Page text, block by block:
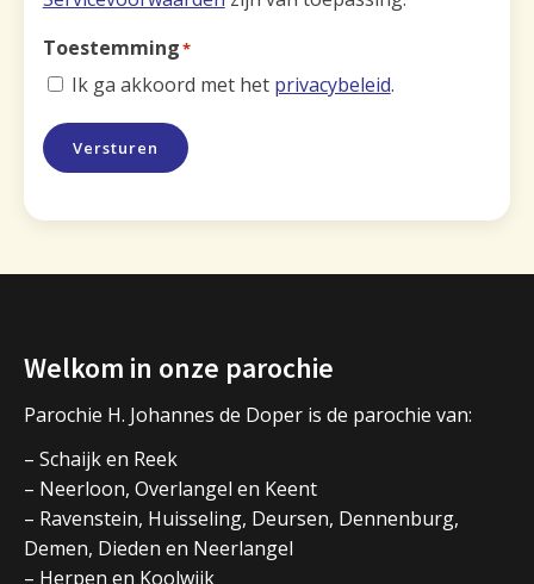
Toestemming*
Ik ga akkoord met het privacybeleid.
Versturen
Welkom in onze parochie
Parochie H. Johannes de Doper is de parochie van:
– Schaijk en Reek
– Neerloon, Overlangel en Keent
– Ravenstein, Huisseling, Deursen, Dennenburg,
Demen, Dieden en Neerlangel
– Herpen en Koolwijk